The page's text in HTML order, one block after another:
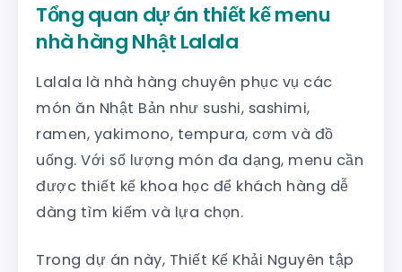
Tổng quan dự án thiết kế menu
nhà hàng Nhật Lalala
Lalala là nhà hàng chuyên phục vụ các
món ăn Nhật Bản như sushi, sashimi,
ramen, yakimono, tempura, cơm và đồ
uống. Với số lượng món đa dạng, menu cần
được thiết kế khoa học để khách hàng dễ
dàng tìm kiếm và lựa chọn.
Trong dự án này, Thiết Kế Khải Nguyên tập